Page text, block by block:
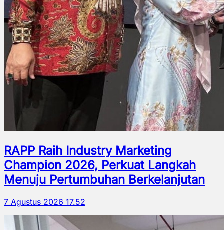
RAPP Raih Industry Marketing
Champion 2026, Perkuat Langkah
Menuju Pertumbuhan Berkelanjutan
7 Agustus 2026 17.52